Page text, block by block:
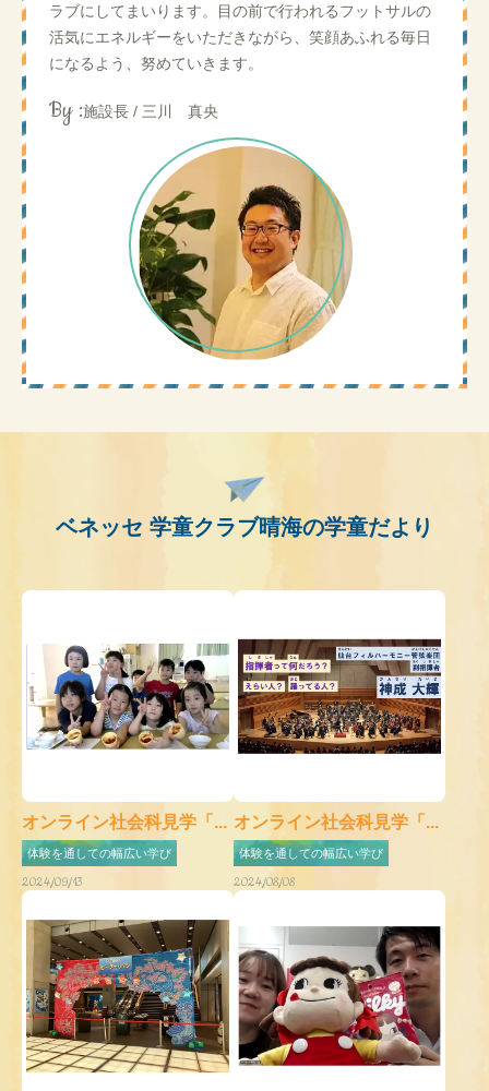
ラブにしてまいります。目の前で行われるフットサルの
活気にエネルギーをいただきながら、笑顔あふれる毎日
になるよう、努めていきます。
By :施設長 / 三川 真央
ベネッセ 学童クラブ晴海の学童だより
オンライン社会科見学「...
体験を通しての幅広い学び
2024/09/13
オンライン社会科見学「...
体験を通しての幅広い学び
2024/08/08